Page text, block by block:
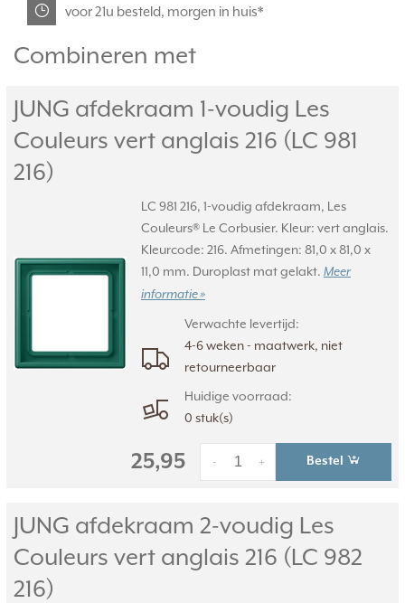
voor 21u besteld, morgen in huis*
Combineren met
JUNG afdekraam 1-voudig Les
Couleurs vert anglais 216 (LC 981
216)
LC 981 216, 1-voudig afdekraam, Les
Couleurs® Le Corbusier. Kleur: vert anglais.
Kleurcode: 216. Afmetingen: 81,0 x 81,0 x
11,0 mm. Duroplast mat gelakt. Meer
informatie »
Verwachte levertijd:
4-6 weken - maatwerk, niet
retourneerbaar
Huidige voorraad:
0 stuk(s)
25,95 +
- Bestel
JUNG afdekraam 2-voudig Les
Couleurs vert anglais 216 (LC 982
216)